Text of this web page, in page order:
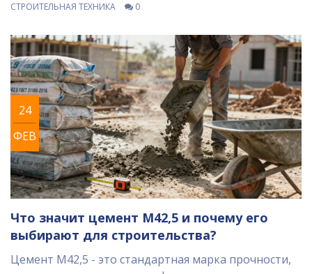
СТРОИТЕЛЬНАЯ ТЕХНИКА 0
24
ФЕВ
Что значит цемент М42,5 и почему его
выбирают для строительства?
Цемент М42,5 - это стандартная марка прочности,